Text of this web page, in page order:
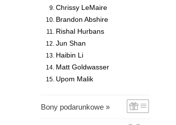
Chrissy LeMaire
Brandon Abshire
Rishal Hurbans
Jun Shan
Haibin Li
Matt Goldwasser
Upom Malik
Bony podarunkowe »